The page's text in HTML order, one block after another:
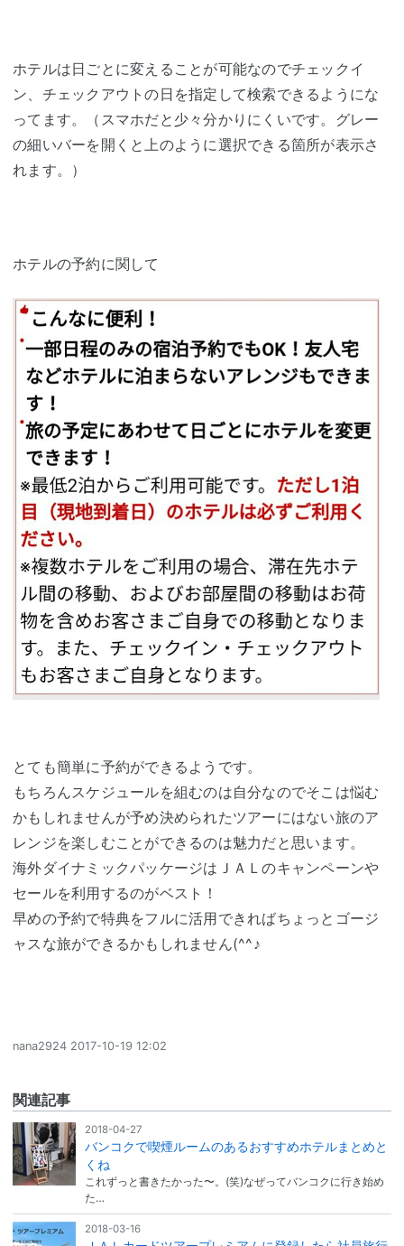
ホテルは日ごとに変えることが可能なのでチェックイ
ン、チェックアウトの日を指定して検索できるようにな
ってます。（スマホだと少々分かりにくいです。グレー
の細いバーを開くと上のように選択できる箇所が表示さ
れます。）
ホテルの予約に関して
とても簡単に予約ができるようです。
もちろんスケジュールを組むのは自分なのでそこは悩む
かもしれませんが予め決められたツアーにはない旅のア
レンジを楽しむことができるのは魅力だと思います。
海外ダイナミックパッケージはＪＡＬのキャンペーンや
セールを利用するのがベスト！
早めの予約で特典をフルに活用できればちょっとゴージ
ャスな旅ができるかもしれません(^^♪
nana2924 2017-10-19 12:02
関連記事
2018-04-27
バンコクで喫煙ルームのあるおすすめホテルまとめと
くね
これずっと書きたかった〜。(笑)なぜってバンコクに行き始め
た…
2018-03-16